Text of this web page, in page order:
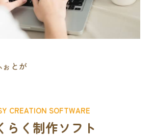
ぉとが
CREATION SOFTWARE
らく制作ソフト